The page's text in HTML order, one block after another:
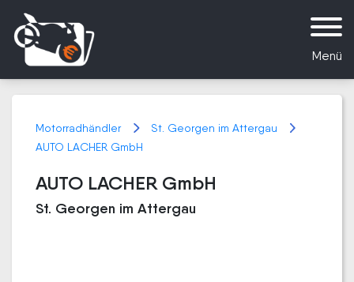
Menü
Motorradhändler
St. Georgen im Attergau
AUTO LACHER GmbH
AUTO LACHER GmbH
St. Georgen im Attergau